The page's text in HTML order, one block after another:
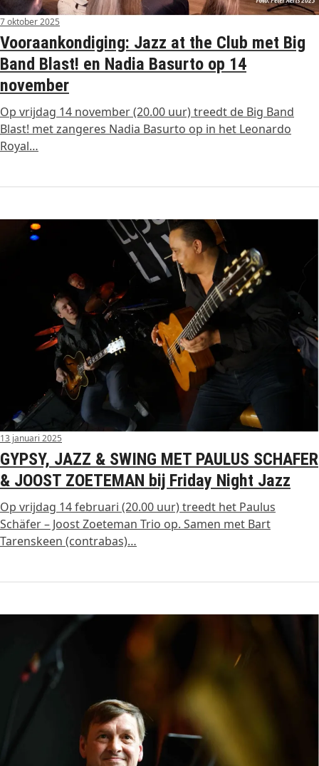
7 oktober 2025
Vooraankondiging: Jazz at the Club met Big
Band Blast! en Nadia Basurto op 14
november
Op vrijdag 14 november (20.00 uur) treedt de Big Band
Blast! met zangeres Nadia Basurto op in het Leonardo
Royal…
13 januari 2025
GYPSY, JAZZ & SWING MET PAULUS SCHAFER
& JOOST ZOETEMAN bij Friday Night Jazz
Op vrijdag 14 februari (20.00 uur) treedt het Paulus
Schäfer – Joost Zoeteman Trio op. Samen met Bart
Tarenskeen (contrabas)…